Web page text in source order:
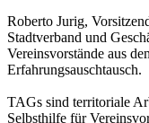
Roberto Jurig,
Stadtverband und
Vereinsvorstände aus
Erfahrungsauschtausch.
TAGs sind territoriale
Selbsthilfe für